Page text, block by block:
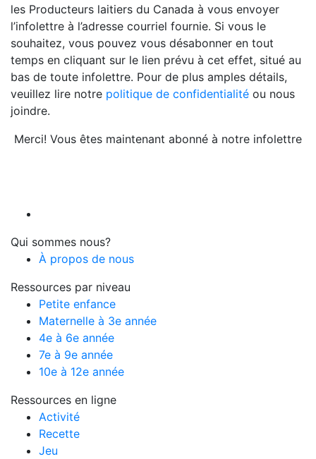
les Producteurs laitiers du Canada à vous envoyer
l’infolettre à l’adresse courriel fournie. Si vous le
souhaitez, vous pouvez vous désabonner en tout
temps en cliquant sur le lien prévu à cet effet, situé au
bas de toute infolettre. Pour de plus amples détails,
veuillez lire notre politique de confidentialité ou nous
joindre.
Merci! Vous êtes maintenant abonné à notre infolettre
Qui sommes nous?
À propos de nous
Ressources par niveau
Petite enfance
Maternelle à 3e année
4e à 6e année
7e à 9e année
10e à 12e année
Ressources en ligne
Activité
Recette
Jeu